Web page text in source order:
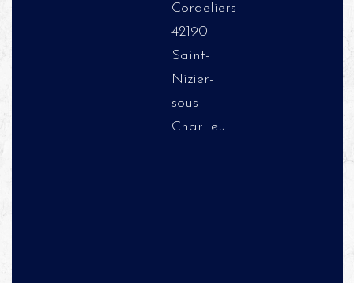
Cordeliers
42190
Saint-
Nizier-
sous-
Charlieu